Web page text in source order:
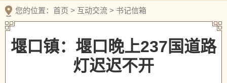
您的位置： 首页 > 互动交流 > 书记信箱
堰口镇：堰口晚上237国道路
灯迟迟不开